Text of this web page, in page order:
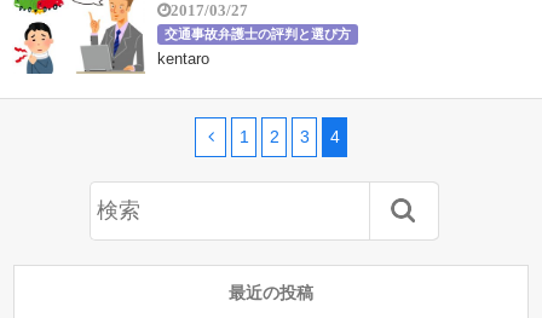
2017/03/27
交通事故弁護士の評判と選び方
kentaro
1 2 3 4
最近の投稿